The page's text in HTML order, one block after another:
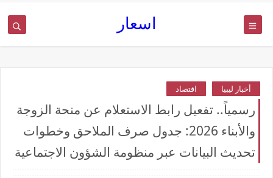
اسعار
أخبار ليبيا اقتصاد
رسمياً.. تفعيل رابط الاستعلام عن منحة الزوجة
والأبناء 2026: جدول صرف الملاحق وخطوات
تحديث البيانات عبر منظومة الشؤون الاجتماعية